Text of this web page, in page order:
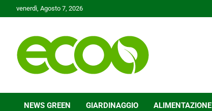
to
venerdì, Agosto 7, 2026
Ecoo.it
NEWS GREEN GIARDINAGGIO ALIMENTAZIONE